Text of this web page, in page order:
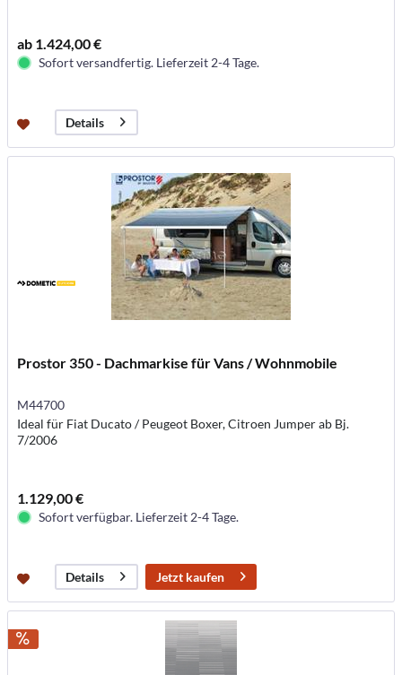
ab 1.424,00 €
Sofort versandfertig. Lieferzeit 2-4 Tage.
Details
Prostor 350 - Dachmarkise für Vans / Wohnmobile
M44700
Ideal für Fiat Ducato / Peugeot Boxer, Citroen Jumper ab Bj.
7/2006
1.129,00 €
Sofort verfügbar. Lieferzeit 2-4 Tage.
Details Jetzt kaufen